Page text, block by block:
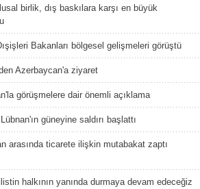
birlik, dış baskılara karşı en büyük
Bakanları bölgesel gelişmeleri görüştü
Azerbaycan'a ziyaret
görüşmelere dair önemli açıklama
güneyine saldırı başlattı
arasında ticarete ilişkin mutabakat zaptı
halkının yanında durmaya devam edeceğiz